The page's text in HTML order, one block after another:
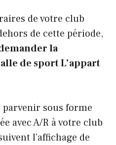
de votre club
de cette période,
la
de sport L’appart
parvenir sous forme
avec A/R à votre club
l’affichage de